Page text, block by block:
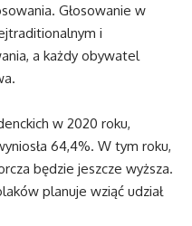
Głosowanie w
i
a każdy obywatel
w 2020 roku,
64,4%. W tym roku,
będzie jeszcze wyższa.
planuje wziąć udział